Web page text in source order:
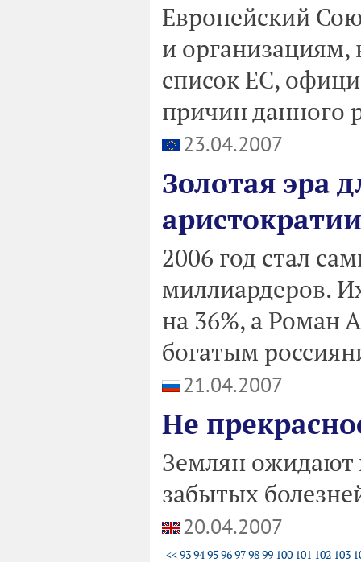
Европейский
и организациям,
список ЕС,
причин данного
23.04.2007
Золотая эра
аристократии
2006 год стал
миллиардеров.
на 36%, а Роман
богатым
21.04.2007
Не
Землян ожидают
забытых
20.04.2007
<<93949596979899 100 101 102 103